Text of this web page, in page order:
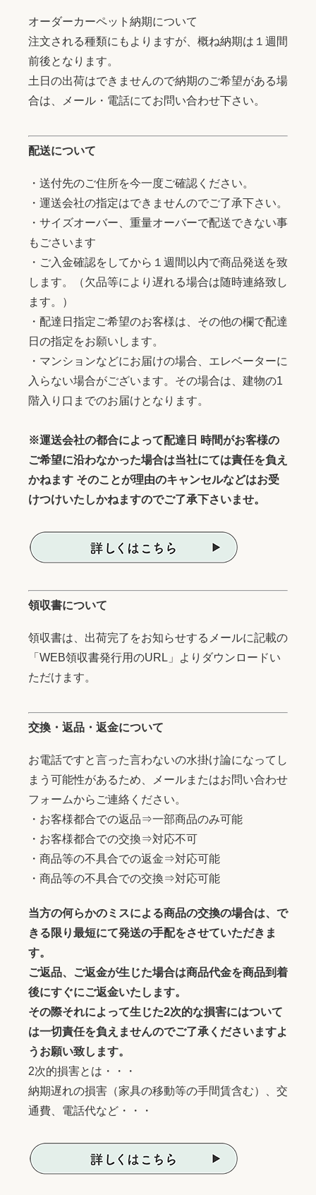
オーダーカーペット納期について
注文される種類にもよりますが、概ね納期は１週間
前後となります。
土日の出荷はできませんので納期のご希望がある場
合は、メール・電話にてお問い合わせ下さい。
配送について
・送付先のご住所を今一度ご確認ください。
・運送会社の指定はできませんのでご了承下さい。
・サイズオーバー、重量オーバーで配送できない事
もごさいます
・ご入金確認をしてから１週間以内で商品発送を致
します。（欠品等により遅れる場合は随時連絡致し
ます。）
・配達日指定ご希望のお客様は、その他の欄で配達
日の指定をお願いします。
・マンションなどにお届けの場合、エレベーターに
入らない場合がございます。その場合は、建物の1
階入り口までのお届けとなります。
※運送会社の都合によって配達日 時間がお客様の
ご希望に沿わなかった場合は当社にては責任を負え
かねます そのことが理由のキャンセルなどはお受
けつけいたしかねますのでご了承下さいませ。
領収書について
領収書は、出荷完了をお知らせするメールに記載の
「WEB領収書発行用のURL」よりダウンロードい
ただけます。
交換・返品・返金について
お電話ですと言った言わないの水掛け論になってし
まう可能性があるため、メールまたはお問い合わせ
フォームからご連絡ください。
・お客様都合での返品⇒一部商品のみ可能
・お客様都合での交換⇒対応不可
・商品等の不具合での返金⇒対応可能
・商品等の不具合での交換⇒対応可能
当方の何らかのミスによる商品の交換の場合は、で
きる限り最短にて発送の手配をさせていただきま
す。
ご返品、ご返金が生じた場合は商品代金を商品到着
後にすぐにご返金いたします。
その際それによって生じた2次的な損害にはついて
は一切責任を負えませんのでご了承くださいますよ
うお願い致します。
2次的損害とは・・・
納期遅れの損害（家具の移動等の手間賃含む）、交
通費、電話代など・・・